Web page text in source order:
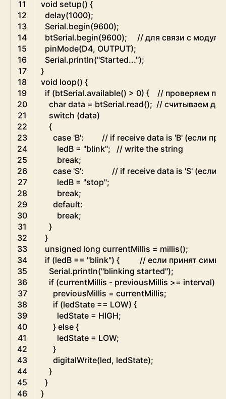
11
12
13
14
15
16
17
18
19
20
21
22
23
24
25
26
27
28
29
30
31
32
33
34
35
36
37
38
39
40
41
42
43
44
45
46
void setup() {
delay(1000);
Serial.begin(9600);
btSerial.begin(9600);
// для связи с
pinMode(D4, OUTPUT);
Serial.println("Started...");
}
void loop() {
if (btSerial.available() > 0) {
// проверяем
char data = btSerial.read(); // считываем
switch (data)
{
case 'B':
// if receive data is 'B' (если
ledB = "blink";
// write the string
break;
case 'S':
// if receive data is 'S' (если
ledB = "stop";
break;
default:
break;
}
}
unsigned long currentMillis = millis();
if (ledB == "blink") {
// если принят
Serial.println("blinking started");
if (currentMillis - previousMillis >= interval)
previousMillis = currentMillis;
if (ledState == LOW) {
ledState = HIGH;
} else {
ledState = LOW;
}
digitalWrite(led, ledState);
}
}
}